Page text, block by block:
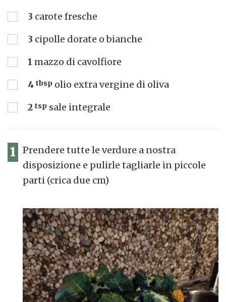
3 carote fresche
3 cipolle dorate o bianche
1 mazzo di cavolfiore
4 tbsp olio extra vergine di oliva
2 tsp sale integrale
1
Prendere tutte le verdure a nostra
disposizione e pulirle tagliarle in piccole
parti (crica due cm)